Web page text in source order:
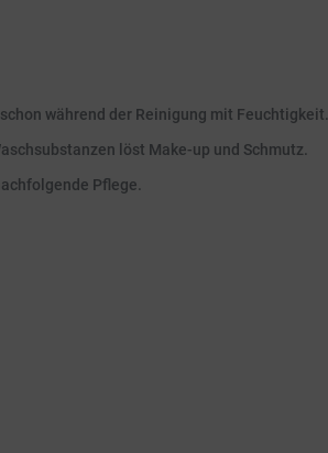
während der Reinigung mit Feuchtigkeit.
löst Make-up und Schmutz.
Pflege.